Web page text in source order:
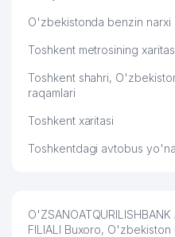
O'zbekistonda benzin narxi
Toshkent metrosining
Toshkent shahri,
raqamlari
Toshkent xaritasi
Toshkentdagi avtobus
O'ZSANOATQURILISHBANK
FILIALI Buxoro,